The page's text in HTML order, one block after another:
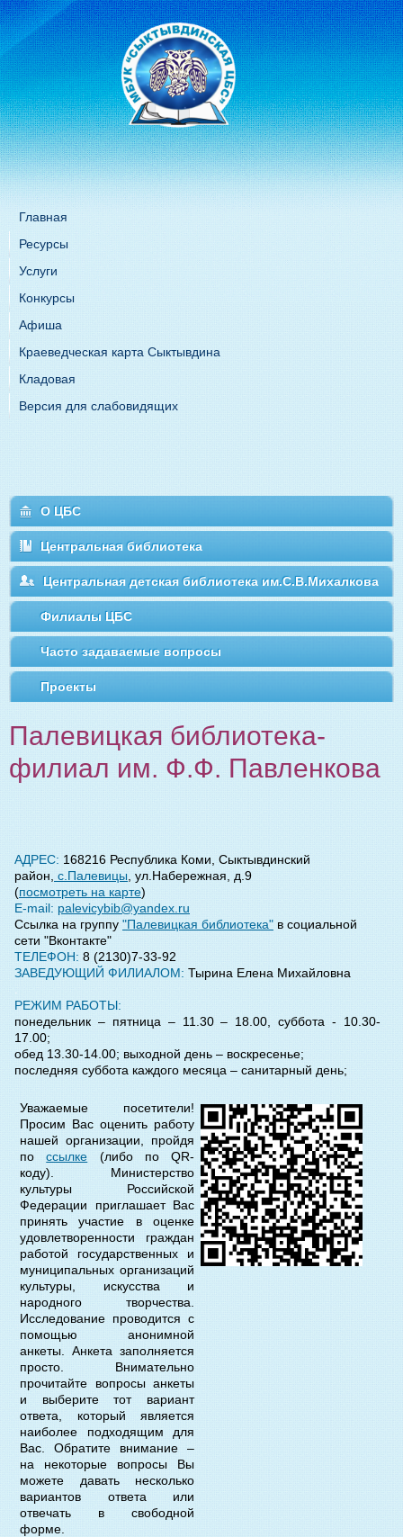
Главная
Ресурсы
Услуги
Конкурсы
Афиша
Краеведческая карта Сыктывдина
Кладовая
Версия для слабовидящих
О ЦБС
Центральная библиотека
Центральная детская библиотека им.С.В.Михалкова
Филиалы ЦБС
Часто задаваемые вопросы
Проекты
Палевицкая библиотека-
филиал им. Ф.Ф. Павленкова
АДРЕС: 168216 Республика Коми, Сыктывдинский
район, с.Палевицы , ул.Набережная, д.9
(посмотреть на карте)
Е-mail: palevicybib@yandex.ru
Ссылка на группу "Палевицкая библиотека" в социальной
сети "Вконтакте"
ТЕЛЕФОН: 8 (2130)7-33-92
ЗАВЕДУЮЩИЙ ФИЛИАЛОМ: Тырина Елена Михайловна
РЕЖИМ РАБОТЫ:
понедельник – пятница –11.30 – 18.00, суббота - 10.30-
17.00;
обед 13.30-14.00; выходной день – воскресенье;
последняя суббота каждого месяца – санитарный день;
Уважаемые посетители!
Просим Вас оценить работу
нашей организации, пройдя
поссылке (либо по QR-
коду). Министерство
культуры Российской
Федерации приглашает Вас
принять участие в оценке
удовлетворенности граждан
работой государственных и
муниципальных организаций
культуры, искусства и
народного творчества.
Исследование проводится с
помощью анонимной
анкеты. Анкета заполняется
просто. Внимательно
прочитайте вопросы анкеты
и выберите тот вариант
ответа, который является
наиболее подходящим для
Вас. Обратите внимание –
на некоторые вопросы Вы
можете давать несколько
вариантов ответа или
отвечать в свободной
форме.